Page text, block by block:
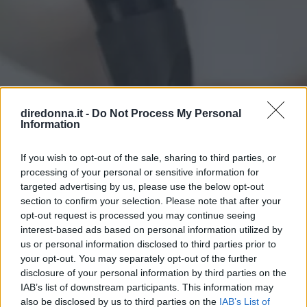
diredonna.it - Do Not Process My Personal
Information
If you wish to opt-out of the sale, sharing to third parties, or
processing of your personal or sensitive information for
targeted advertising by us, please use the below opt-out
section to confirm your selection. Please note that after your
opt-out request is processed you may continue seeing
interest-based ads based on personal information utilized by
us or personal information disclosed to third parties prior to
your opt-out. You may separately opt-out of the further
disclosure of your personal information by third parties on the
IAB’s list of downstream participants. This information may
also be disclosed by us to third parties on the IAB’s List of